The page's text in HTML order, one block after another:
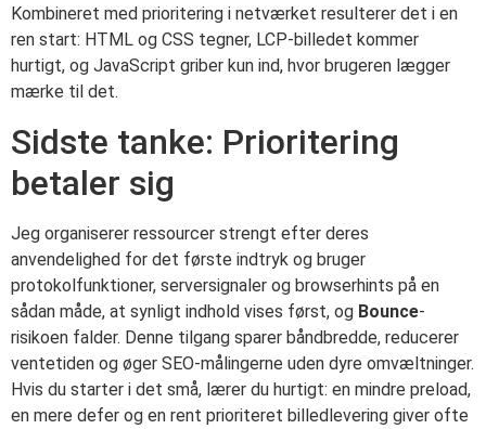
Kombineret med prioritering i netværket resulterer det i en
ren start: HTML og CSS tegner, LCP-billedet kommer
hurtigt, og JavaScript griber kun ind, hvor brugeren lægger
mærke til det.
Sidste tanke: Prioritering
betaler sig
Jeg organiserer ressourcer strengt efter deres
anvendelighed for det første indtryk og bruger
protokolfunktioner, serversignaler og browserhints på en
sådan måde, at synligt indhold vises først, og Bounce-
risikoen falder. Denne tilgang sparer båndbredde, reducerer
ventetiden og øger SEO-målingerne uden dyre omvæltninger.
Hvis du starter i det små, lærer du hurtigt: en mindre preload,
en mere defer og en rent prioriteret billedlevering giver ofte